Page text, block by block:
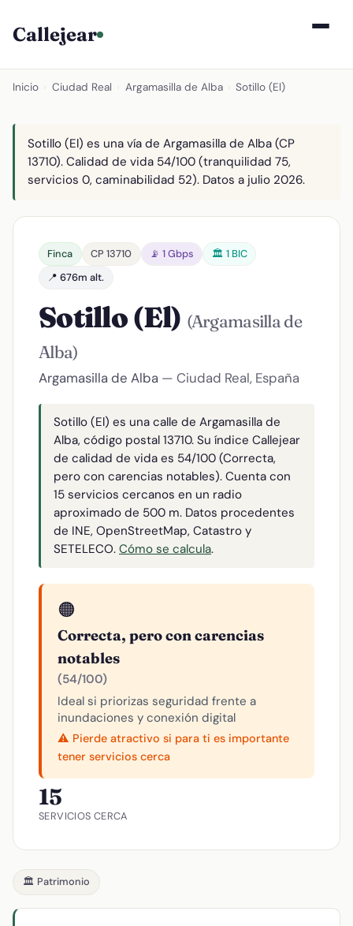
Callejear
Inicio Ciudad Real Argamasilla de Alba Sotillo (El)
Sotillo (El) es una vía de Argamasilla de Alba (CP
13710). Calidad de vida 54/100 (tranquilidad 75,
servicios 0, caminabilidad 52). Datos a julio 2026.
Finca CP 13710 📡 1 Gbps
🏛️ 1 BIC
📍 676m alt.
Sotillo (El) (Argamasilla de
Alba)
Argamasilla de Alba — Ciudad Real, España
Sotillo (El) es una calle de Argamasilla de
Alba, código postal 13710. Su índice Callejear
de calidad de vida es 54/100 (Correcta,
pero con carencias notables). Cuenta con
15 servicios cercanos en un radio
aproximado de 500 m. Datos procedentes
de INE, OpenStreetMap, Catastro y
SETELECO. Cómo se calcula.
🟠
Correcta, pero con carencias
notables
(54/100)
Ideal si priorizas seguridad frente a
inundaciones y conexión digital
⚠️ Pierde atractivo si para ti es importante
tener servicios cerca
15
SERVICIOS CERCA
🏛️ Patrimonio